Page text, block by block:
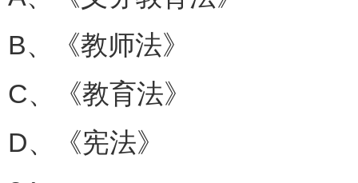
B、《教师法》
C、《教育法》
D、《宪法》